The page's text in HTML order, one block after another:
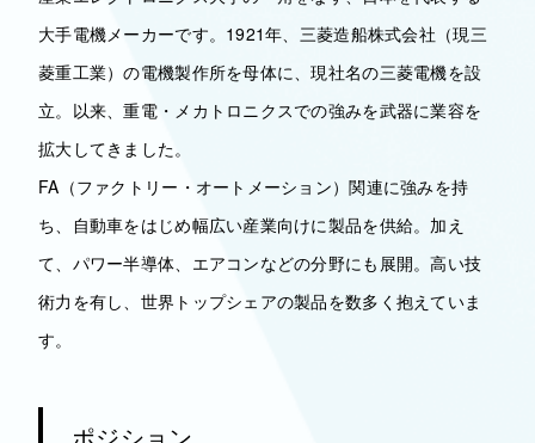
大手電機メーカーです。1921年、三菱造船株式会社（現三
菱重工業）の電機製作所を母体に、現社名の三菱電機を設
立。以来、重電・メカトロニクスでの強みを武器に業容を
拡大してきました。
FA（ファクトリー・オートメーション）関連に強みを持
ち、自動車をはじめ幅広い産業向けに製品を供給。加え
て、パワー半導体、エアコンなどの分野にも展開。高い技
術力を有し、世界トップシェアの製品を数多く抱えていま
す。